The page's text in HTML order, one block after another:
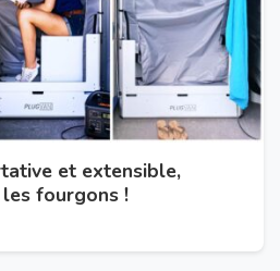
et extensible,
fourgons !